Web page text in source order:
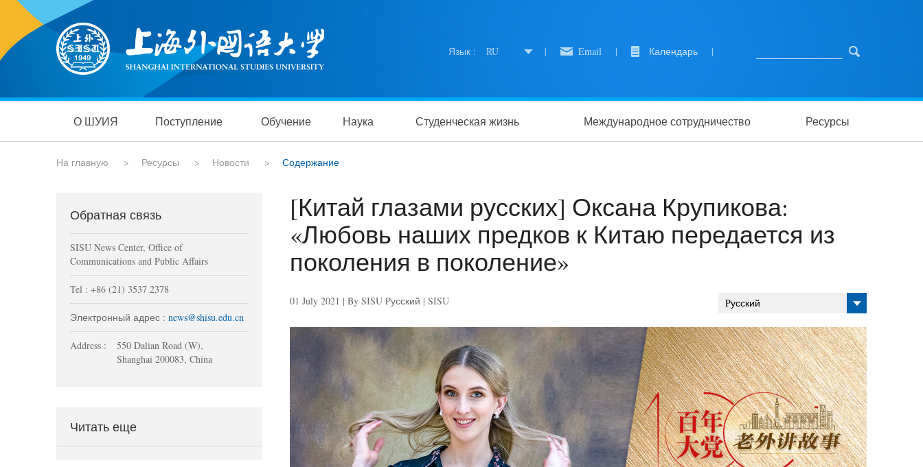
Язык : RU | Email | Календарь |
О ШУИЯ Поступление Обучение Наука Студенческая жизнь Международное сотрудничество Ресурсы
На главную > Ресурсы > Новости > Содержание
Обратная связь
SISU News Center, Office of
Communications and Public Affairs
Tel : +86 (21) 3537 2378
Электронный адрес : news@shisu.edu.cn
Address :
550 Dalian Road (W),
Shanghai 200083, China
Читать еще
[Китай глазами русских] Оксана Крупикова:
«Любовь наших предков к Китаю передается из
поколения в поколение»
01 July 2021 | By SISU Pусский | SISU Pусский